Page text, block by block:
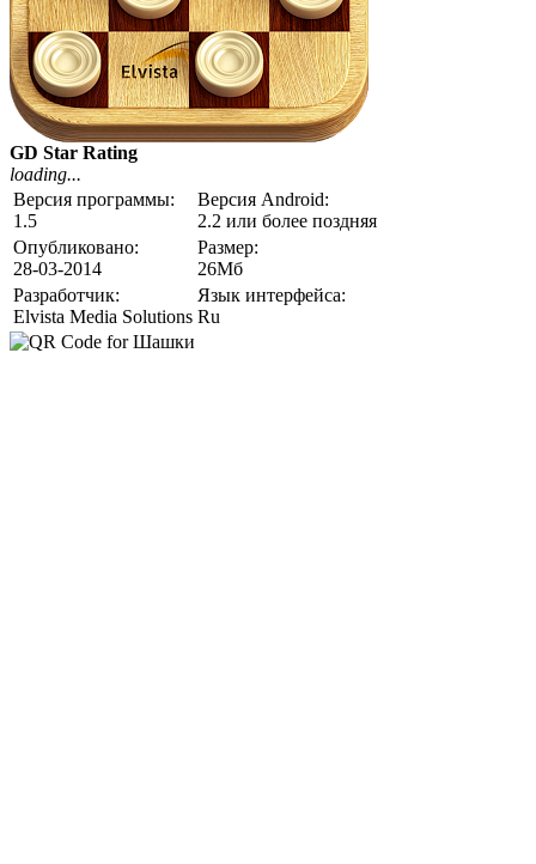
GD Star Rating
loading...
Версия программы:
1.5
Версия Android:
2.2 или более поздняя
Опубликовано:
28-03-2014
Размер:
26Мб
Разработчик:
Elvista Media Solutions
Язык интерфейса:
Ru